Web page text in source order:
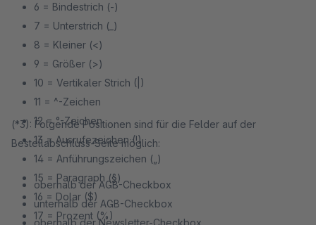
6 = Bindestrich (-)
7 = Unterstrich (_)
8 = Kleiner (<)
9 = Größer (>)
10 = Vertikaler Strich (|)
11 = ^-Zeichen
12 = °-Zeichen
13 = Ausrufezeichen (!)
14 = Anführungszeichen („)
15 = Paragraph (§)
16 = Dolar ($)
17 = Prozent (%)
(*3): Folgende Positionen sind für die Felder auf der
Bestellabschluss-Seite möglich:
oberhalb der AGB-Checkbox
unterhalb der AGB-Checkbox
oberhalb der Newsletter-Checkbox